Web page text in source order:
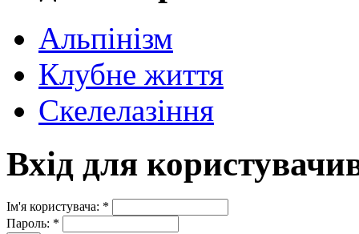
Альпінізм
Клубне життя
Скелелазіння
Вхід для
Ім'я користувача: *
Пароль: *